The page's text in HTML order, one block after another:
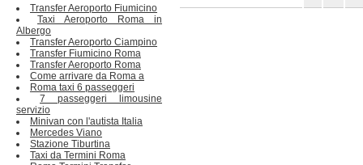
Transfer Aeroporto Fiumicino
Taxi Aeroporto Roma in
Albergo
Transfer Aeroporto Ciampino
Transfer Fiumicino Roma
Transfer Aeroporto Roma
Come arrivare da Roma a
Roma taxi 6 passeggeri
7 passeggeri limousine
servizio
Minivan con l'autista Italia
Mercedes Viano
Stazione Tiburtina
Taxi da Termini Roma